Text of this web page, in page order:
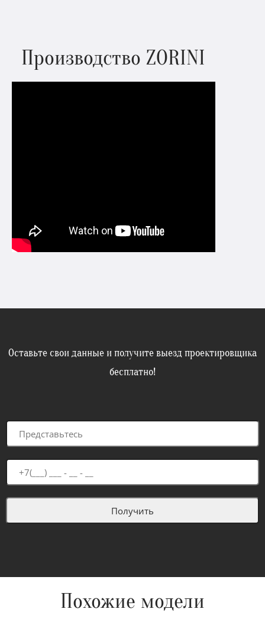
Производство ZORINI
Оставьте свои данные и получите выезд проектировщика
бесплатно!
Похожие модели